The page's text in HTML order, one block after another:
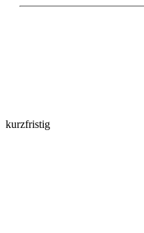
kurzfristig